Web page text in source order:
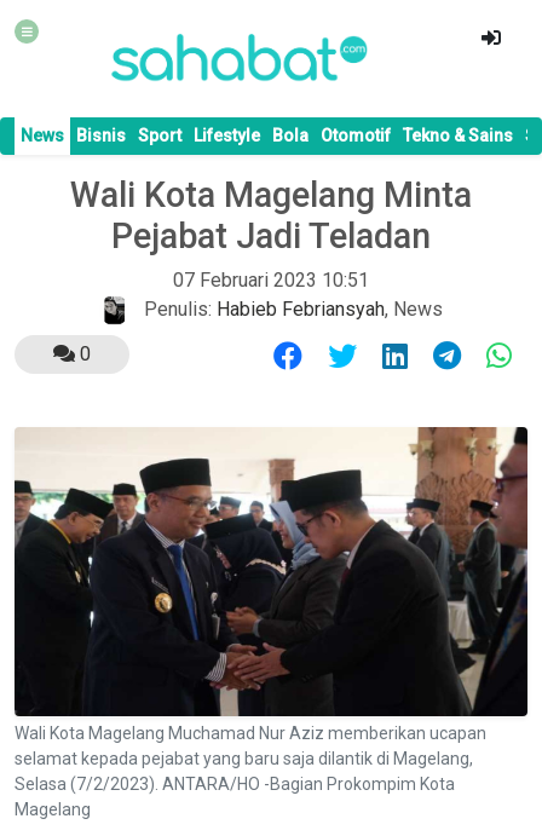
News Bisnis Sport Lifestyle Bola Otomotif Tekno & Sains
Wali Kota Magelang Minta
Pejabat Jadi Teladan
07 Februari 2023 10:51
Penulis: Habieb Febriansyah, News
0
Wali Kota Magelang Muchamad Nur Aziz memberikan ucapan
selamat kepada pejabat yang baru saja dilantik di Magelang,
Selasa (7/2/2023). ANTARA/HO -Bagian Prokompim Kota
Magelang